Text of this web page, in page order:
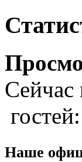
Сейчас
Наше